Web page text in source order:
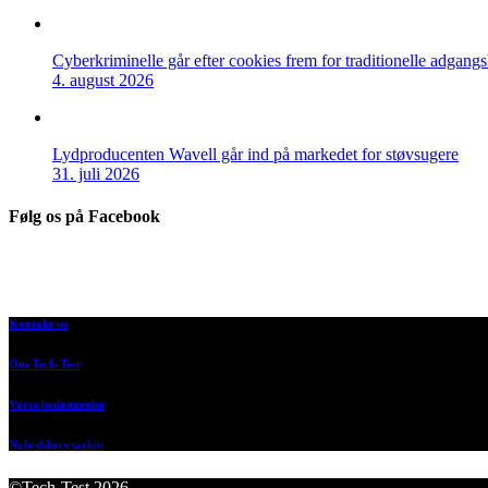
Cyberkriminelle går efter cookies frem for traditionelle
4. august 2026
Lydproducenten Wavell går ind på markedet for støvsugere
31. juli 2026
Følg os på Facebook
Kontakt os
Om Tech-Test
Vores bedømmelse
Nyhedsbrevsarkiv